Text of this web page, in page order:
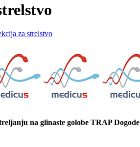
za strelstvo
na glinaste golobe TRAP